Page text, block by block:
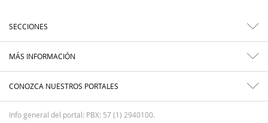
SECCIONES
MÁS INFORMACIÓN
CONOZCA NUESTROS PORTALES
Info general del portal: PBX: 57 (1) 2940100.